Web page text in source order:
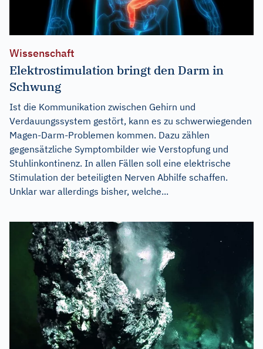
Wissenschaft
Elektrostimulation bringt den Darm in
Schwung
Ist die Kommunikation zwischen Gehirn und
Verdauungssystem gestört, kann es zu schwerwiegenden
Magen-Darm-Problemen kommen. Dazu zählen
gegensätzliche Symptombilder wie Verstopfung und
Stuhlinkontinenz. In allen Fällen soll eine elektrische
Stimulation der beteiligten Nerven Abhilfe schaffen.
Unklar war allerdings bisher, welche...